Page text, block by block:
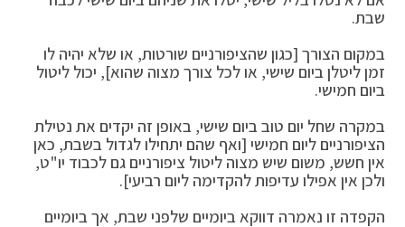
שבת.
במקום הצורך [כגון שהציפורניים שורטות, או שלא יהיה לו
זמן ליטלן ביום שישי, או לכל צורך מצוה שהוא], יכול ליטול
ביום חמישי.
במקרה שחל יום טוב ביום שישי, באופן זה יקדים את נטילת
הציפורניים ליום חמישי [ואף שהם יתחילו לגדול בשבת, כאן
אין חשש, משום שיש מצוה ליטול ציפורניים גם לכבוד יו"ט,
ולכן אין אפילו עדיפות להקדימה ליום רביעי].
הקפדה זו נאמרה דווקא ביומיים שלפני שבת, אך ביומיים